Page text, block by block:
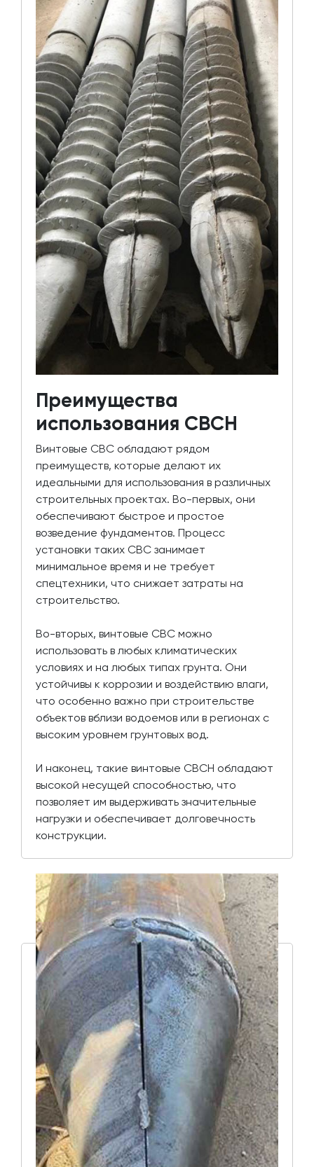
Преимущества
использования СВСН
Винтовые СВС обладают рядом
преимуществ, которые делают их
идеальными для использования в различных
строительных проектах. Во-первых, они
обеспечивают быстрое и простое
возведение фундаментов. Процесс
установки таких СВС занимает
минимальное время и не требует
спецтехники, что снижает затраты на
строительство.
Во-вторых, винтовые СВС можно
использовать в любых климатических
условиях и на любых типах грунта. Они
устойчивы к коррозии и воздействию влаги,
что особенно важно при строительстве
объектов вблизи водоемов или в регионах с
высоким уровнем грунтовых вод.
И наконец, такие винтовые СВСН обладают
высокой несущей способностью, что
позволяет им выдерживать значительные
нагрузки и обеспечивает долговечность
конструкции.